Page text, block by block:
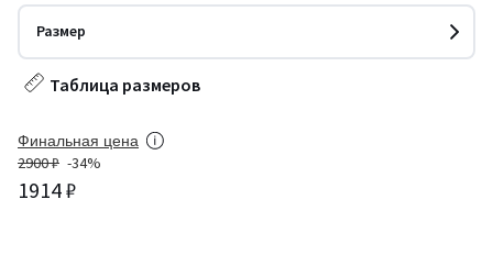
Размер
Таблица размеров
Финальная цена
2900 ₽ -34%
1914 ₽